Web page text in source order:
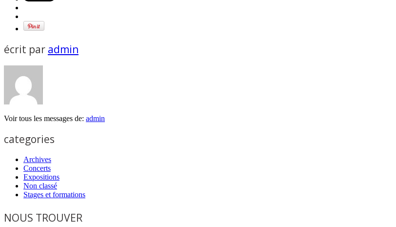
écrit par admin
Voir tous les messages de: admin
categories
Archives
Concerts
Expositions
Non classé
Stages et formations
NOUS TROUVER